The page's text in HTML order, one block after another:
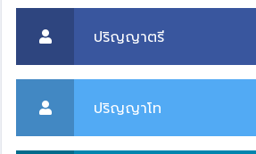
ปริญญาตรี
ปริญญาโท